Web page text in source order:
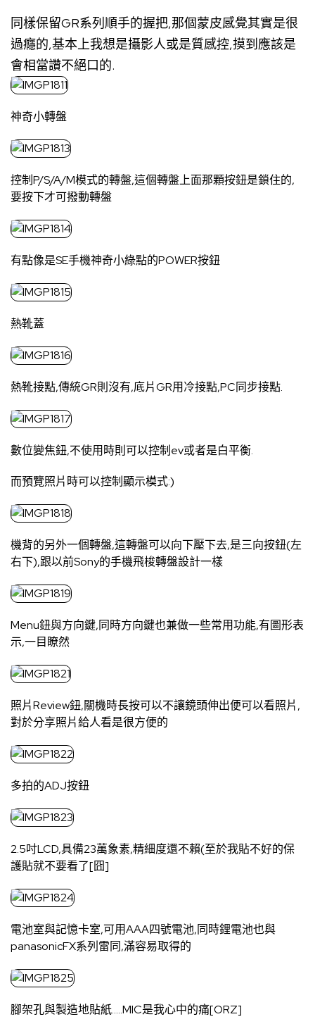
同樣保留GR系列順手的握把,那個蒙皮感覺其實是很
過癮的,基本上我想是攝影人或是質感控,摸到應該是
會相當讚不絕口的.
神奇小轉盤
控制P/S/A/M模式的轉盤,這個轉盤上面那顆按鈕是鎖住的,
要按下才可撥動轉盤
有點像是SE手機神奇小綠點的POWER按鈕
熱靴蓋
熱靴接點,傳統GR則沒有,底片GR用冷接點,PC同步接點.
數位變焦鈕,不使用時則可以控制ev或者是白平衡.
而預覽照片時可以控制顯示模式:)
機背的另外一個轉盤,這轉盤可以向下壓下去,是三向按鈕(左
右下),跟以前Sony的手機飛梭轉盤設計一樣
Menu鈕與方向鍵,同時方向鍵也兼做一些常用功能,有圖形表
示,一目瞭然
照片Review鈕,關機時長按可以不讓鏡頭伸出便可以看照片,
對於分享照片給人看是很方便的
多拍的ADJ按鈕
2.5吋LCD,具備23萬象素,精細度還不賴(至於我貼不好的保
護貼就不要看了[囧]
電池室與記憶卡室,可用AAA四號電池,同時鋰電池也與
panasonicFX系列雷同,滿容易取得的
腳架孔與製造地貼紙…..MIC是我心中的痛[ORZ]